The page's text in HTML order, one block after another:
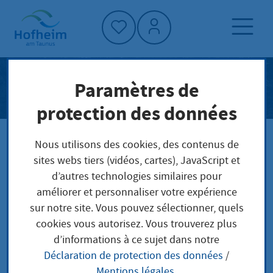
Accueil"
Centre de recyclage
Page d'accueil Politique et administration
Centre de recyclage
Paramètres de
protection des données
Nous utilisons des cookies, des contenus de
sites webs tiers (vidéos, cartes), JavaScript et
d’autres technologies similaires pour
améliorer et personnaliser votre expérience
sur notre site. Vous pouvez sélectionner, quels
cookies vous autorisez. Vous trouverez plus
d’informations à ce sujet dans notre
Déclaration de protection des données /